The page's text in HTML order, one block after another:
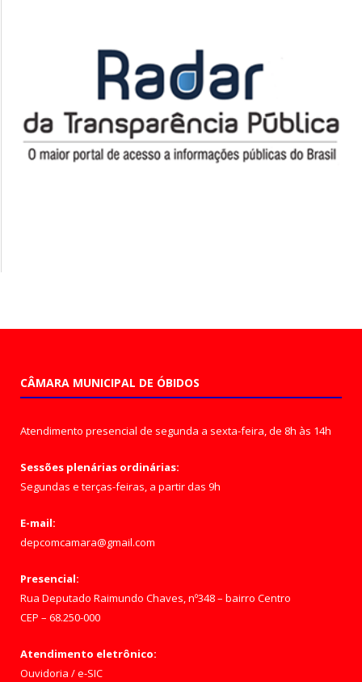
CÂMARA MUNICIPAL DE ÓBIDOS
Atendimento presencial de segunda a sexta-feira, de 8h às 14h
Sessões plenárias ordinárias:
Segundas e terças-feiras, a partir das 9h
E-mail:
depcomcamara@gmail.com
Presencial:
Rua Deputado Raimundo Chaves, nº348 – bairro Centro
CEP – 68.250-000
Atendimento eletrônico:
Ouvidoria /e-SIC